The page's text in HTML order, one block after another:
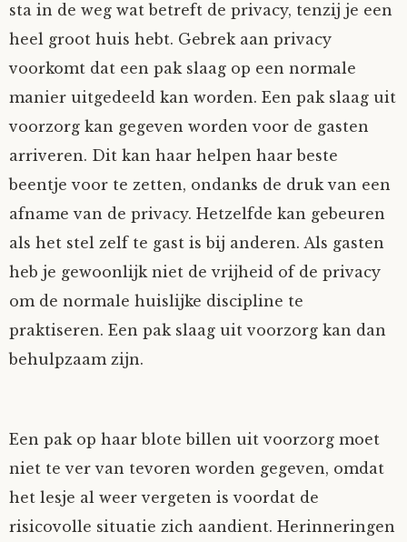
sta in de weg wat betreft de privacy, tenzij je een
heel groot huis hebt. Gebrek aan privacy
voorkomt dat een pak slaag op een normale
manier uitgedeeld kan worden. Een pak slaag uit
voorzorg kan gegeven worden voor de gasten
arriveren. Dit kan haar helpen haar beste
beentje voor te zetten, ondanks de druk van een
afname van de privacy. Hetzelfde kan gebeuren
als het stel zelf te gast is bij anderen. Als gasten
heb je gewoonlijk niet de vrijheid of de privacy
om de normale huislijke discipline te
praktiseren. Een pak slaag uit voorzorg kan dan
behulpzaam zijn.
Een pak op haar blote billen uit voorzorg moet
niet te ver van tevoren worden gegeven, omdat
het lesje al weer vergeten is voordat de
risicovolle situatie zich aandient. Herinneringen